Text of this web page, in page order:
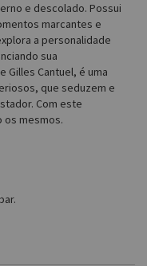
e descolado. Possui
marcantes e
a personalidade
sua
Gilles Cantuel, é uma
que seduzem e
Com este
os mesmos.